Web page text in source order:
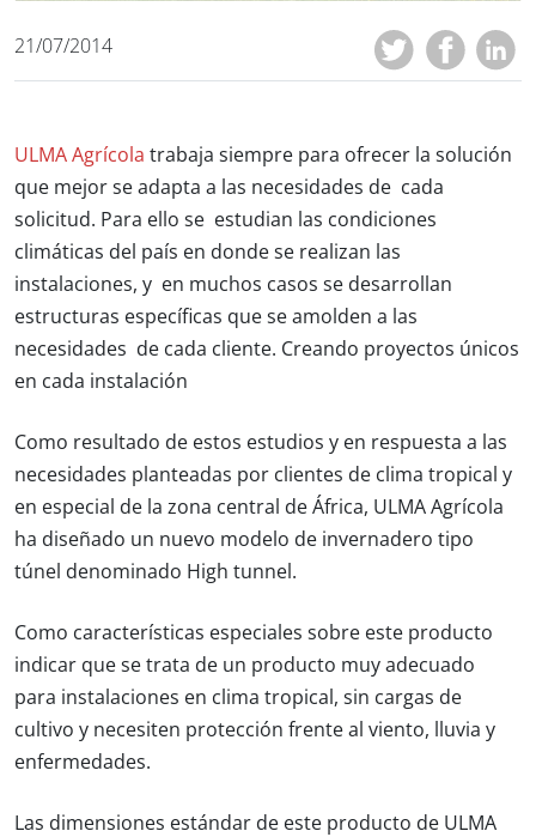
21/07/2014
ULMA Agrícola trabaja siempre para ofrecer la solución
que mejor se adapta a las necesidades de cada
solicitud. Para ello se estudian las condiciones
climáticas del país en donde se realizan las
instalaciones, y en muchos casos se desarrollan
estructuras específicas que se amolden a las
necesidades de cada cliente. Creando proyectos únicos
en cada instalación
Como resultado de estos estudios y en respuesta a las
necesidades planteadas por clientes de clima tropical y
en especial de la zona central de África, ULMA Agrícola
ha diseñado un nuevo modelo de invernadero tipo
túnel denominado High tunnel.
Como características especiales sobre este producto
indicar que se trata de un producto muy adecuado
para instalaciones en clima tropical, sin cargas de
cultivo y necesiten protección frente al viento, lluvia y
enfermedades.
Las dimensiones estándar de este producto de ULMA